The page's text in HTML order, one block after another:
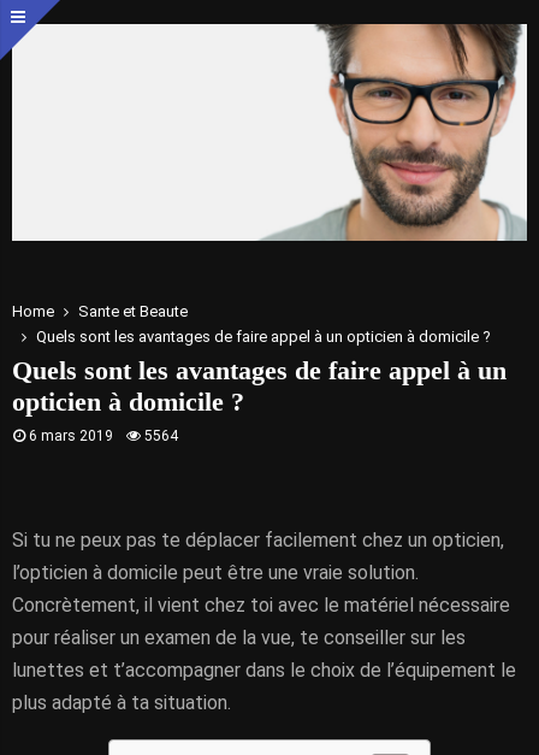
Home
Sante et Beaute
Quels sont les avantages de faire appel à un opticien à domicile ?
Quels sont les avantages de faire appel à un
opticien à domicile ?
6 mars 2019 5564
Si tu ne peux pas te déplacer facilement chez un opticien,
l’opticien à domicile peut être une vraie solution.
Concrètement, il vient chez toi avec le matériel nécessaire
pour réaliser un examen de la vue, te conseiller sur les
lunettes et t’accompagner dans le choix de l’équipement le
plus adapté à ta situation.